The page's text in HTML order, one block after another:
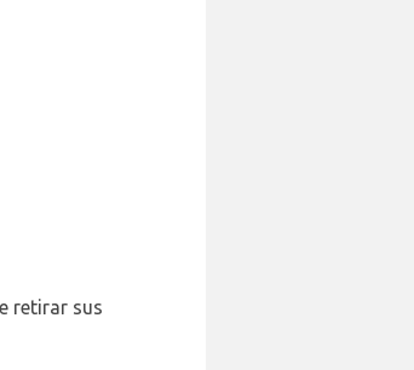
retirar sus